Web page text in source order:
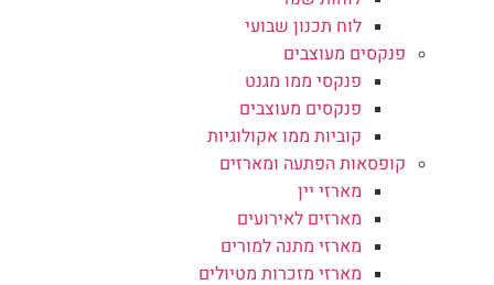
לוח תכנון שבועי
פנקסים מעוצבים
פנקסי ממו מגנט
פנקסים מעוצבים
קוביות ממו אקולוגיות
קופסאות הפתעה ומארזים
מארזי יין
מארזים לאירועים
מארזי מתנה למורים
מארזי מזכרות מטיולים